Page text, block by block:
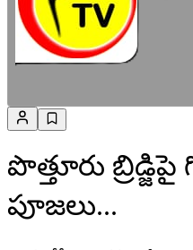
పొత్తూరు
పూజలు...